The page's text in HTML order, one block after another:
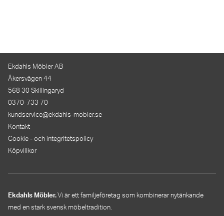
Ekdahls Möbler AB
Åkersvägen 44
568 30 Skillingaryd
0370-733 70
kundservice@ekdahls-mobler.se
Kontakt
Cookie - och integritetspolicy
Köpvillkor
Ekdahls Möbler.Vi är ett familjeföretag som kombinerar nytänkande
med en stark svensk möbeltradition.